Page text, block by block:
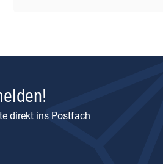
direkt ins Postfach